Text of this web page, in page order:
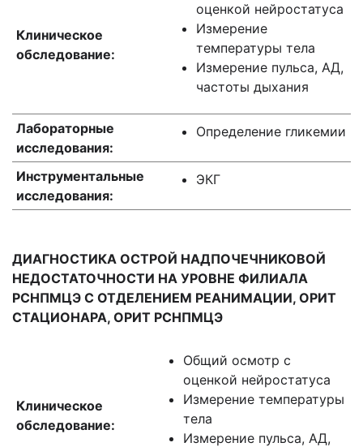
Клиническое
обследование:
оценкой нейростатуса
Измерение
температуры тела
Измерение пульса, АД,
частоты дыхания
Лабораторные
исследования:
Определение гликемии
Инструментальные
исследования:
ЭКГ
ДИАГНОСТИКА ОСТРОЙ НАДПОЧЕЧНИКОВОЙ
НЕДОСТАТОЧНОСТИ НА УРОВНЕ ФИЛИАЛА
РСНПМЦЭ С ОТДЕЛЕНИЕМ РЕАНИМАЦИИ, ОРИТ
СТАЦИОНАРА, ОРИТ РСНПМЦЭ
Клиническое
обследование:
Общий осмотр с
оценкой нейростатуса
Измерение температуры
тела
Измерение пульса, АД,